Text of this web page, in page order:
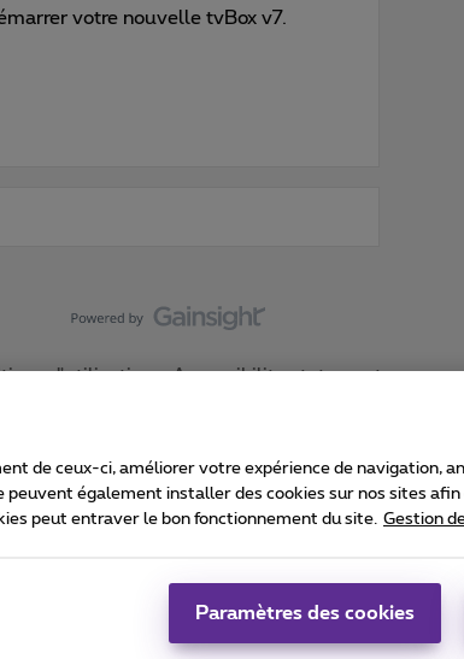
votre nouvelle tvBox v7.
d'utilisation Accessibility statement
de ceux-ci, améliorer votre expérience de navigation,
également installer des cookies sur nos sites
peut entraver le bon fonctionnement du site. Gestion
Paramètres des cookies